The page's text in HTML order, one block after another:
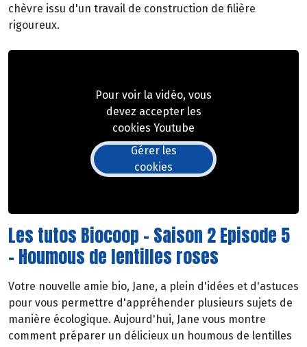
chèvre issu d'un travail de construction de filière
rigoureux.
Pour voir la vidéo, vous
devez accepter les
cookies Youtube
Gérer les
cookies
Les tutos Biocoop - Saison 2 Episode 5
- Houmous de lentilles roses
Votre nouvelle amie bio, Jane, a plein d'idées et d'astuces
pour vous permettre d'appréhender plusieurs sujets de
manière écologique. Aujourd'hui, Jane vous montre
comment préparer un délicieux un houmous de lentilles